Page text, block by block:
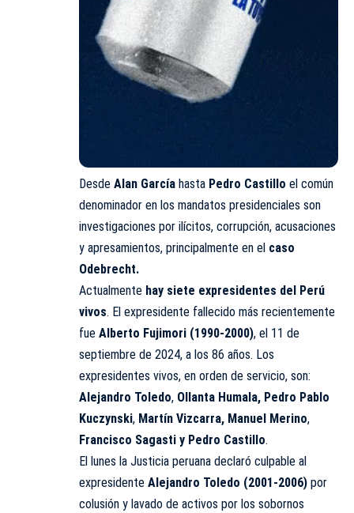
Desde Alan García hasta Pedro Castillo el común
denominador en los mandatos presidenciales son
investigaciones por ilícitos, corrupción, acusaciones
y apresamientos, principalmente en el caso
Odebrecht.
Actualmente hay siete expresidentes del Perú
vivos. El expresidente fallecido más recientemente
fue Alberto Fujimori (1990-2000), el 11 de
septiembre de 2024, a los 86 años. Los
expresidentes vivos, en orden de servicio, son:
Alejandro Toledo, Ollanta Humala, Pedro Pablo
Kuczynski, Martín Vizcarra, Manuel Merino,
Francisco Sagasti y Pedro Castillo.
El lunes la Justicia peruana declaró culpable al
expresidente Alejandro Toledo (2001-2006) por
colusión y lavado de activos por los sobornos